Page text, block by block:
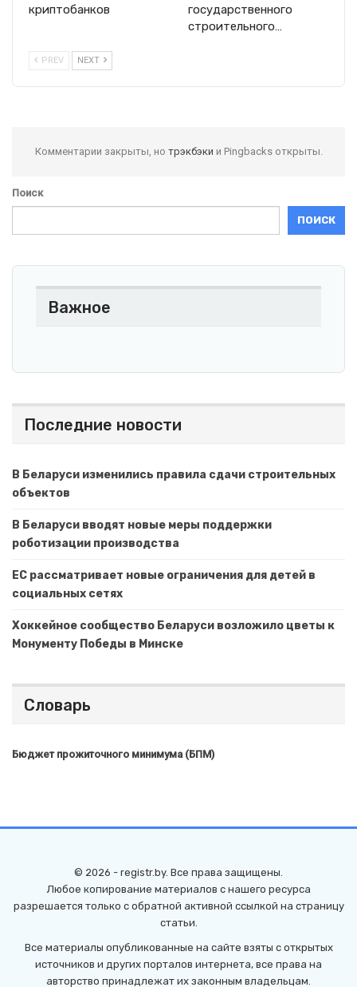
криптобанков
государственного
строительного…
PREV NEXT
Комментарии закрыты, но трэкбэки и Pingbacks открыты.
Поиск
ПОИСК
Важное
Последние новости
В Беларуси изменились правила сдачи строительных
объектов
В Беларуси вводят новые меры поддержки
роботизации производства
ЕС рассматривает новые ограничения для детей в
социальных сетях
Хоккейное сообщество Беларуси возложило цветы к
Монументу Победы в Минске
Словарь
Бюджет прожиточного минимума (БПМ)
© 2026 - registr.by. Все права защищены.
Любое копирование материалов с нашего ресурса
разрешается только с обратной активной ссылкой на страницу
статьи.
Все материалы опубликованные на сайте взяты с открытых
источников и других порталов интернета, все права на
авторство принадлежат их законным владельцам.